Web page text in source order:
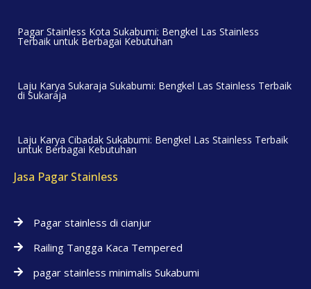
Pagar Stainless Kota Sukabumi: Bengkel Las Stainless
Terbaik untuk Berbagai Kebutuhan
Laju Karya Sukaraja Sukabumi: Bengkel Las Stainless Terbaik
di Sukaraja
Laju Karya Cibadak Sukabumi: Bengkel Las Stainless Terbaik
untuk Berbagai Kebutuhan
Jasa Pagar Stainless
Pagar stainless di cianjur
Railing Tangga Kaca Tempered
pagar stainless minimalis Sukabumi